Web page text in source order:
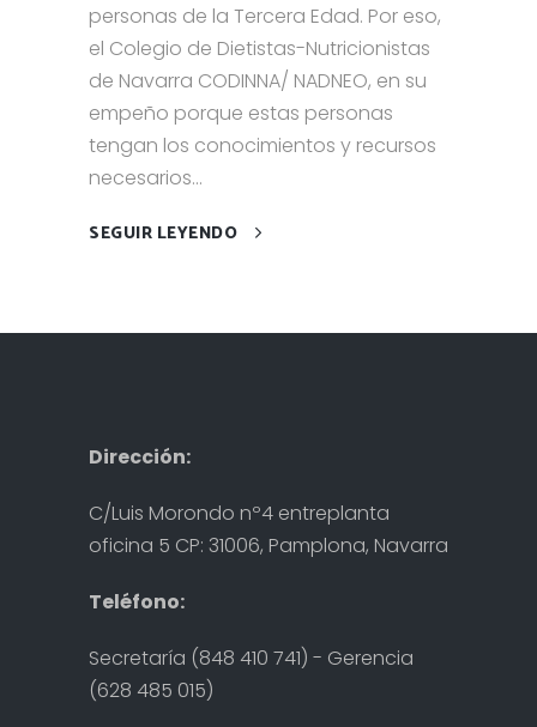
personas de la Tercera Edad. Por eso,
el Colegio de Dietistas-Nutricionistas
de Navarra CODINNA/ NADNEO, en su
empeño porque estas personas
tengan los conocimientos y recursos
necesarios...
SEGUIR LEYENDO
Dirección:
C/Luis Morondo nº4 entreplanta
oficina 5 CP: 31006, Pamplona, Navarra
Teléfono:
Secretaría (848 410 741) - Gerencia
(628 485 015)